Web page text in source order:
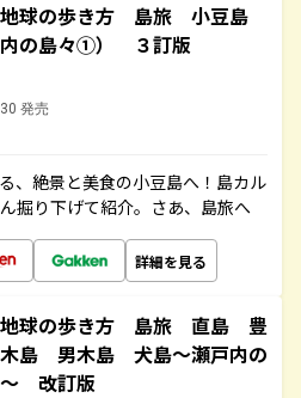
球の歩き方 島旅 小豆島
内の島々①） ３訂版
発売
、絶景と美食の小豆島へ！島カル
掘り下げて紹介。さあ、島旅へ
詳細を見る
球の歩き方 島旅 直島 豊
島 男木島 犬島～瀬戸内の
～ 改訂版